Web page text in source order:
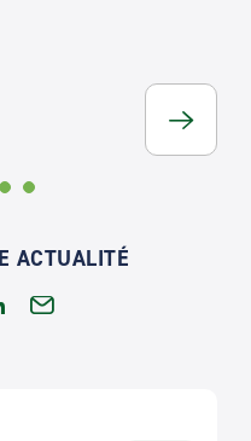
ACTUALITÉ